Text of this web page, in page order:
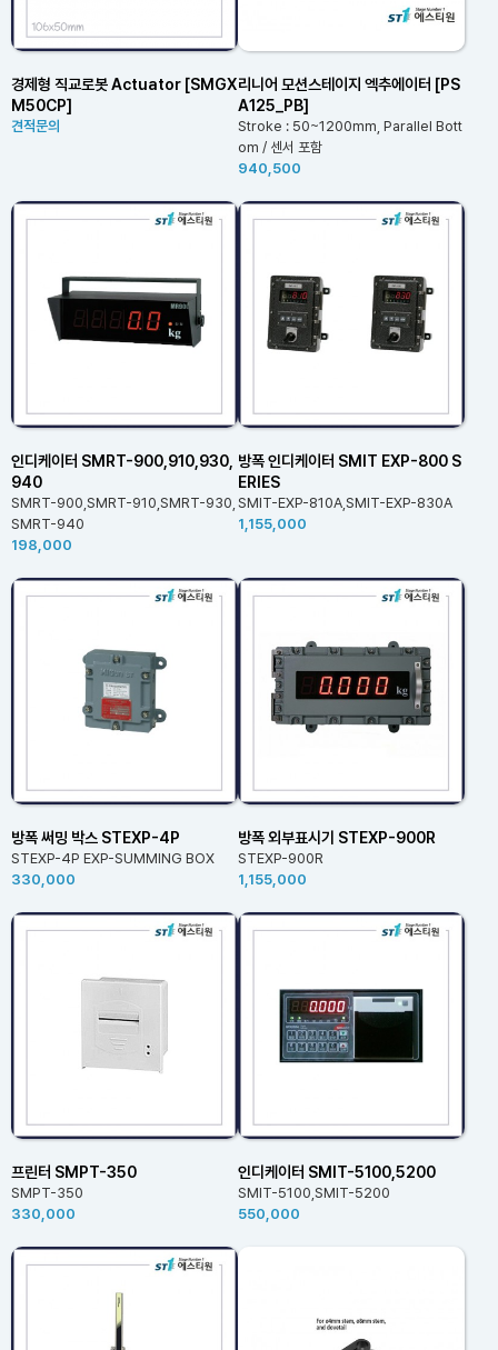
경제형 직교로봇 Actuator [SMGX
M50CP]
견적문의
리니어 모션스테이지 엑추에이터 [PS
A125_PB]
Stroke : 50~1200mm, Parallel Bott
om / 센서 포함
940,500
인디케이터 SMRT-900,910,930,
940
SMRT-900,SMRT-910,SMRT-930,
SMRT-940
198,000
방폭 인디케이터 SMIT EXP-800 S
ERIES
SMIT-EXP-810A,SMIT-EXP-830A
1,155,000
방폭 써밍 박스 STEXP-4P
STEXP-4P EXP-SUMMING BOX
330,000
방폭 외부표시기 STEXP-900R
STEXP-900R
1,155,000
프린터 SMPT-350
SMPT-350
330,000
인디케이터 SMIT-5100,5200
SMIT-5100,SMIT-5200
550,000